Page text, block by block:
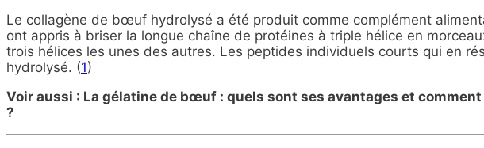
Le collagène de bœuf hydrolysé a été produit comme complément
ont appris à briser la longue chaîne de protéines à triple hélice en
trois hélices les unes des autres. Les peptides individuels courts qui en
hydrolysé. (1)
Voir aussi : La gélatine de bœuf : quels sont ses avantages et
?